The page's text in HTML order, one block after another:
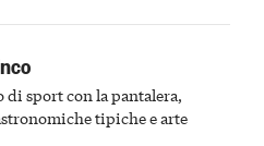
sport con la pantalera,
tipiche e arte